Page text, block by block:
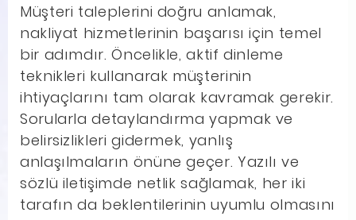
Müşteri taleplerini doğru anlamak,
nakliyat hizmetlerinin başarısı için temel
bir adımdır. Öncelikle, aktif dinleme
teknikleri kullanarak müşterinin
ihtiyaçlarını tam olarak kavramak gerekir.
Sorularla detaylandırma yapmak ve
belirsizlikleri gidermek, yanlış
anlaşılmaların önüne geçer. Yazılı ve
sözlü iletişimde netlik sağlamak, her iki
tarafın da beklentilerinin uyumlu olmasını